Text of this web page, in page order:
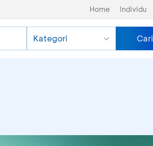
Home Individu
Kategori Cari